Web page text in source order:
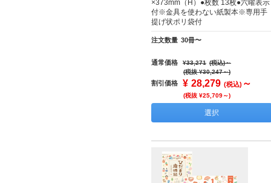
×373mm（H）●枚数 13枚●六曜表示
付※金具を使わない紙製本※専用手
提げ状ポリ袋付
注文数量 30冊〜
通常価格 ¥33,271 (税込)～
(税抜 ¥30,247～)
割引価格 ¥ 28,279 (税込) ～
(税抜 ¥25,709～)
選択